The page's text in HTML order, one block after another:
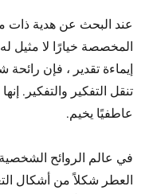
عند البحث عن هدية ذات
المخصصة خيارًا لا مثيل
إيماءة تقدير ، فإن
تنقل التفكير والتفكير.
عاطفيًا يخيم.
في عالم الروائح
العطر شكلاً من أشكال